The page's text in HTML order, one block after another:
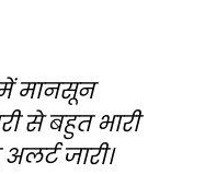
मानसून
से बहुत भारी
जारी।